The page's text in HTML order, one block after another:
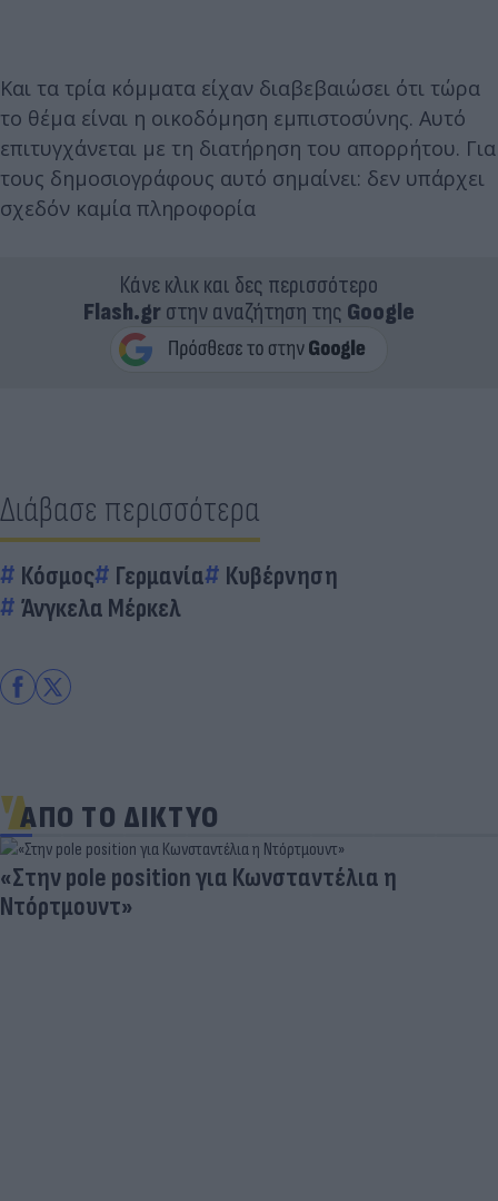
Και τα τρία κόμματα είχαν διαβεβαιώσει ότι τώρα
το θέμα είναι η οικοδόμηση εμπιστοσύνης. Αυτό
επιτυγχάνεται με τη διατήρηση του απορρήτου. Για
τους δημοσιογράφους αυτό σημαίνει: δεν υπάρχει
σχεδόν καμία πληροφορία
Κάνε κλικ και δες περισσότερο
Flash.grστην αναζήτηση της Google
Διάβασε περισσότερα
Κόσμος Γερμανία
Κυβέρνηση
Άνγκελα Μέρκελ
ΑΠΟ ΤΟ ΔΙΚΤΥΟ
«Στην pole position για Κωνσταντέλια η
Ντόρτμουντ»